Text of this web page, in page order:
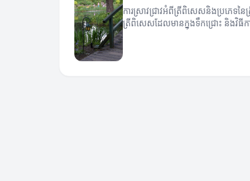
ការស្រាវជ្រាវអំពីត្រីពិសេសនិងប្រភេទ
ត្រីពិសេសដែលមានក្នុងទឹកជ្រោះ និងវិធីក